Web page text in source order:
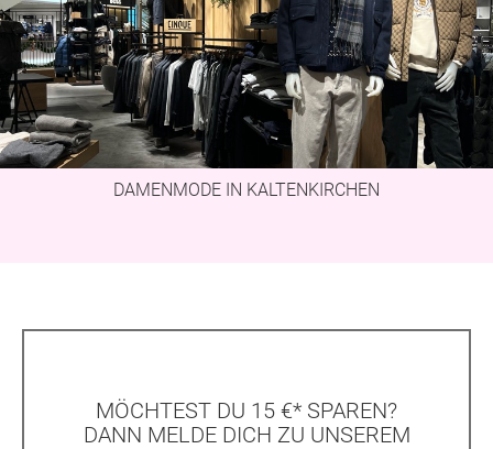
DAMENMODE IN KALTENKIRCHEN
MÖCHTEST DU 15 €* SPAREN?
DANN MELDE DICH ZU UNSEREM